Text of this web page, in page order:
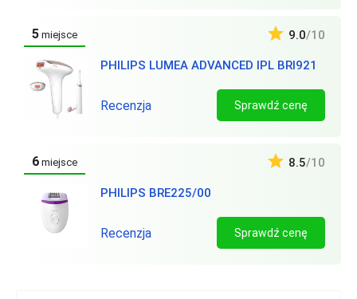
5 miejsce
PHILIPS LUMEA ADVANCED IPL BRI921
9.0/10
Recenzja Sprawdź cenę
6 miejsce
PHILIPS BRE225/00
8.5/10
Recenzja Sprawdź cenę